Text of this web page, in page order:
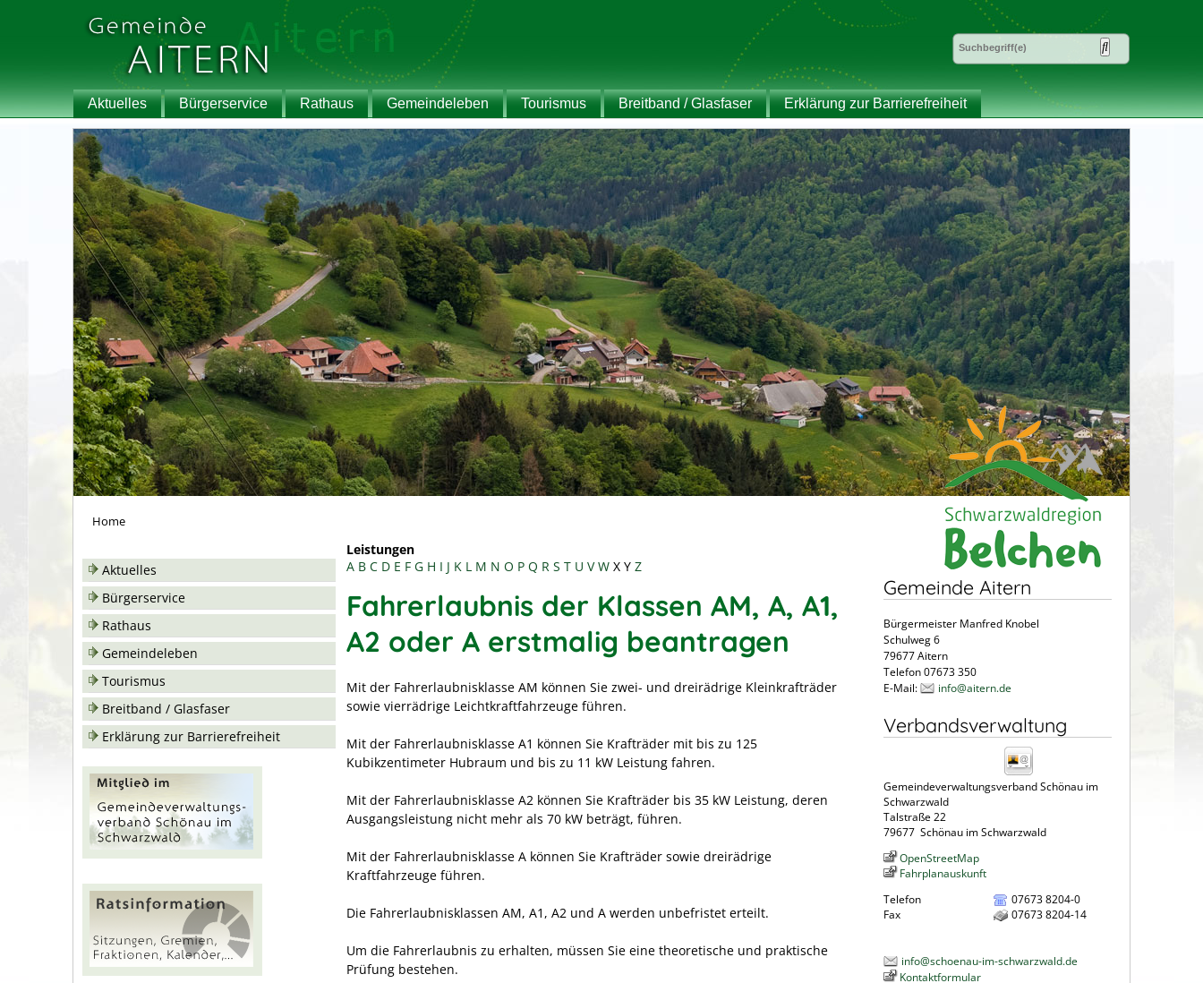
Aktuelles Bürgerservice Rathaus Gemeindeleben Tourismus Breitband / Glasfaser Erklärung zur Barrierefreiheit
Home
Aktuelles
Bürgerservice
Rathaus
Gemeindeleben
Tourismus
Breitband / Glasfaser
Erklärung zur Barrierefreiheit
Leistungen
A B C D E F G H I J K L M N O P Q R S T U V W X Y Z
Fahrerlaubnis der Klassen AM, A, A1,
A2 oder A erstmalig beantragen
Mit der Fahrerlaubnisklasse AM können Sie zwei- und dreirädrige Kleinkrafträder
sowie vierrädrige Leichtkraftfahrzeuge führen.
Mit der Fahrerlaubnisklasse A1 können Sie Krafträder mit bis zu 125
Kubikzentimeter Hubraum und bis zu 11 kW Leistung fahren.
Mit der Fahrerlaubnisklasse A2 können Sie Krafträder bis 35 kW Leistung, deren
Ausgangsleistung nicht mehr als 70 kW beträgt, führen.
Mit der Fahrerlaubnisklasse A können Sie Krafträder sowie dreirädrige
Kraftfahrzeuge führen.
Die Fahrerlaubnisklassen AM, A1, A2 und A werden unbefristet erteilt.
Um die Fahrerlaubnis zu erhalten, müssen Sie eine theoretische und praktische
Prüfung bestehen.
Gemeinde Aitern
Bürgermeister Manfred Knobel
Schulweg 6
79677 Aitern
Telefon 07673 350
E-Mail:
info@aitern.de
Verbandsverwaltung
Gemeindeverwaltungsverband Schönau im
Schwarzwald
Talstraße 22
79677 Schönau im Schwarzwald
OpenStreetMap
Fahrplanauskunft
Telefon
07673 8204-0
Fax
07673 8204-14
info@schoenau-im-schwarzwald.de
Kontaktformular